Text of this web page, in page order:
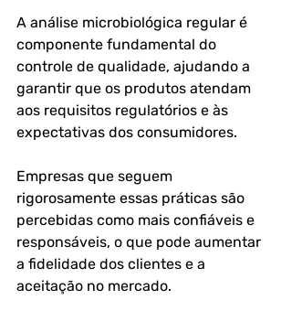
A análise microbiológica regular é
componente fundamental do
controle de qualidade, ajudando a
garantir que os produtos atendam
aos requisitos regulatórios e às
expectativas dos consumidores.
Empresas que seguem
rigorosamente essas práticas são
percebidas como mais confiáveis e
responsáveis, o que pode aumentar
a fidelidade dos clientes e a
aceitação no mercado.